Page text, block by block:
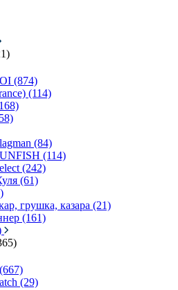
(874)
(114)
(84)
(114)
(242)
(61)
грушка, казара (21)
(161)
(29)